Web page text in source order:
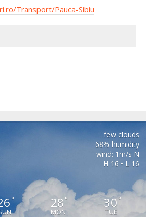
Transport/Pauca-Sibiu
few clouds
68% humidity
wind: 1m/s N
H 16 • L 16
° 28 °
MON
30°
TUE